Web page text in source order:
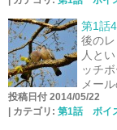
第1話
後の
人と
ッチ
メー
投稿日付 2014/05/22
カテゴリ: 第1話 ボイ